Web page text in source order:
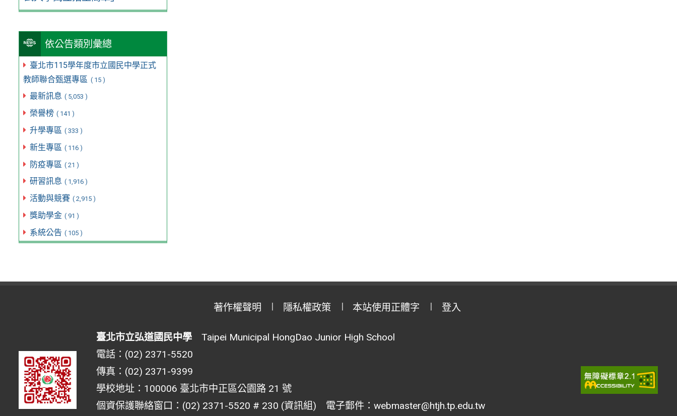
依公告類別彙總
臺北市115學年度市立國民中學正式
教師聯合甄選專區 ( 15 )
最新訊息 ( 5,053 )
榮譽榜 ( 141 )
升學專區 ( 333 )
新生專區 ( 116 )
防疫專區 ( 21 )
研習訊息 ( 1,916 )
活動與競賽 ( 2,915 )
獎助學金 ( 91 )
系統公告 ( 105 )
著作權聲明 隱私權政策 本站使用正體字 登入
臺北市立弘道國民中學Taipei Municipal HongDao Junior High School
電話：(02) 2371-5520
傳真：(02) 2371-9399
學校地址：100006 臺北市中正區公園路 21 號
個資保護聯絡窗口：(02) 2371-5520 # 230 (資訊組) 電子郵件：webmaster@htjh.tp.edu.tw